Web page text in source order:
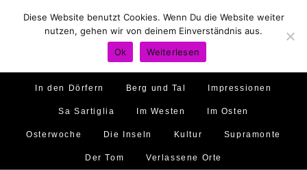
Hirtenland Traumstrände Feste feiern
Golfo di Orosei Im Norden
Murales Ambiente
In den Dörfern Berg und Tal Impressionen
Sa Sartiglia Im Westen Im Osten
Osterwoche Die Inseln Kultur Supramonte
Der Tom Verlassene Orte
Diese Website benutzt Cookies. Wenn Du die Website weiter
nutzen, gehen wir von deinem Einverständnis aus.
Ok
Weiterlesen